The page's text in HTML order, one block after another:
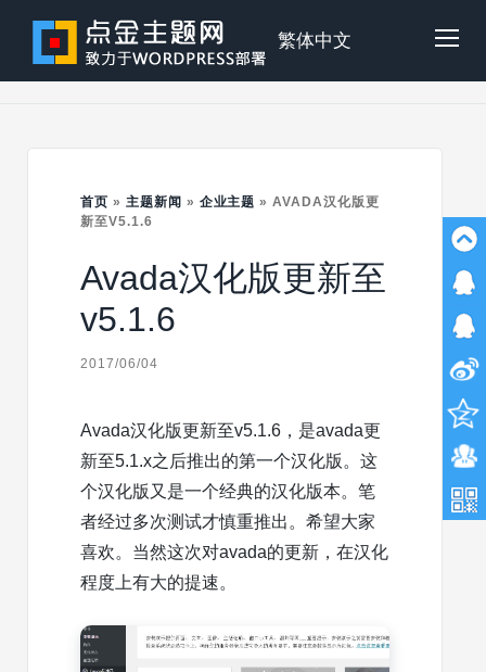
content
点
主
题
繁体中文
首页 » 主题新闻 » 企业主题 »AVADA汉化版更
新至V5.1.6
Avada汉化版更新至
v5.1.6
2017/06/04
Avada汉化版更新至v5.1.6，是avada更
新至5.1.x之后推出的第一个汉化版。这
个汉化版又是一个经典的汉化版本。笔
者经过多次测试才慎重推出。希望大家
喜欢。当然这次对avada的更新，在汉化
程度上有大的提速。